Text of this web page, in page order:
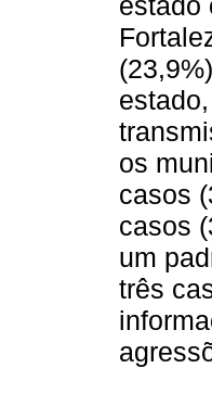
os
casos
casos
um
três